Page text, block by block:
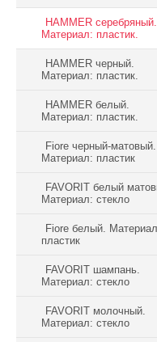
HAMMER серебряный.
Материал: пластик.
HAMMER черный.
Материал: пластик.
HAMMER белый.
Материал: пластик.
Fiore черный-матовый.
Материал: пластик
FAVORIT белый
Материал: стекло
Fiore белый.
пластик
FAVORIT шампань.
Материал: стекло
FAVORIT молочный.
Материал: стекло